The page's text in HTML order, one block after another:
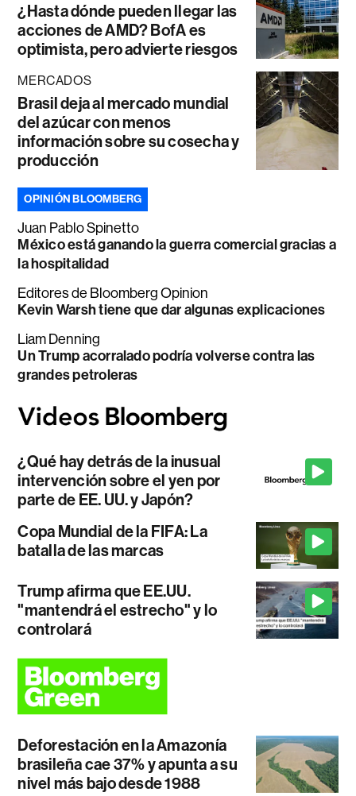
¿Hasta dónde pueden llegar las
acciones de AMD? BofA es
optimista, pero advierte riesgos
MERCADOS
Brasil deja al mercado mundial
del azúcar con menos
información sobre su cosecha y
producción
OPINIÓN BLOOMBERG
Juan Pablo Spinetto
México está ganando la guerra comercial gracias a
la hospitalidad
Editores de Bloomberg Opinion
Kevin Warsh tiene que dar algunas explicaciones
Liam Denning
Un Trump acorralado podría volverse contra las
grandes petroleras
¿Qué hay detrás de la inusual
intervención sobre el yen por
parte de EE. UU. y Japón?
Copa Mundial de la FIFA: La
batalla de las marcas
Trump afirma que EE.UU.
"mantendrá el estrecho" y lo
controlará
Deforestación en la Amazonía
brasileña cae 37% y apunta a su
nivel más bajo desde 1988